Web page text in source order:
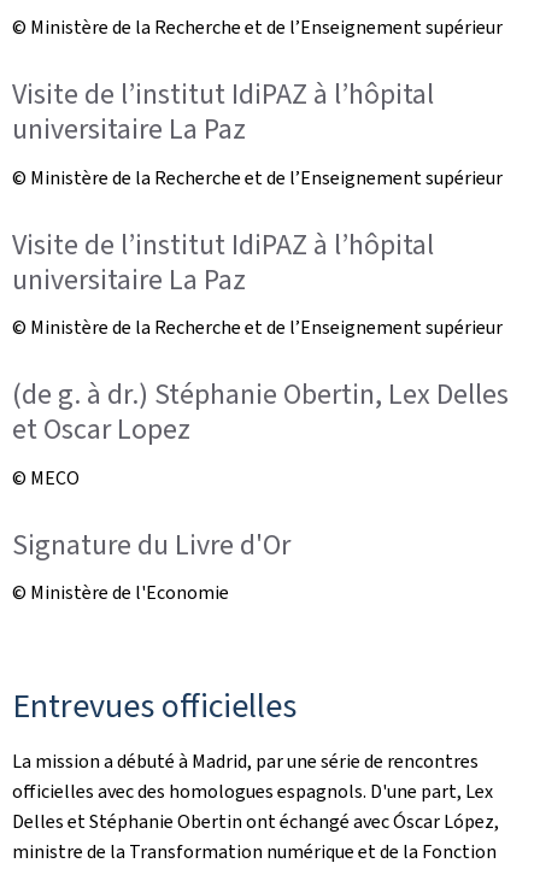
© Ministère de la Recherche et de l’Enseignement supérieur
Visite de l’institut IdiPAZ à l’hôpital
universitaire La Paz
© Ministère de la Recherche et de l’Enseignement supérieur
Visite de l’institut IdiPAZ à l’hôpital
universitaire La Paz
© Ministère de la Recherche et de l’Enseignement supérieur
(de g. à dr.) Stéphanie Obertin, Lex Delles
et Oscar Lopez
© MECO
Signature du Livre d'Or
© Ministère de l'Economie
Entrevues officielles
La mission a débuté à Madrid, par une série de rencontres
officielles avec des homologues espagnols. D'une part, Lex
Delles et Stéphanie Obertin ont échangé avec Óscar López,
ministre de la Transformation numérique et de la Fonction